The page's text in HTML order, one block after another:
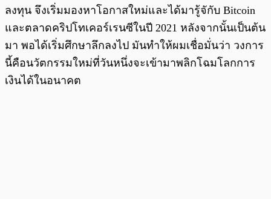
ลงทุน จึงเริ่มมองหาโอกาสใหม่และได้มารู้จักับ Bitcoin
และตลาดคริปโทเคอร์เรนซีในปี 2021 หลังจากนั้นเป็นต้น
มา พอได้เริ่มศึกษาลึกลงไป มันทำให้ผมเชื่อมั่นว่า วงการ
นี้คือนวัตกรรมใหม่ที่วันหนึ่งจะเข้ามาพลิกโฉมโลกการ
เงินได้ในอนาคต